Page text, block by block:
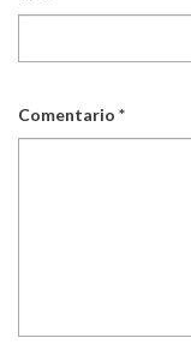
Comentario *